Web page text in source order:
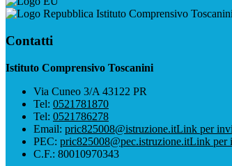
Istituto Comprensivo Toscanini
Contatti
Istituto Comprensivo Toscanini
Via Cuneo 3/A 43122 PR
Tel: 0521781870
Tel: 0521786278
Email: pric825008@istruzione.itLink per
PEC: pric825008@pec.istruzione.itLink per
C.F.: 80010970343